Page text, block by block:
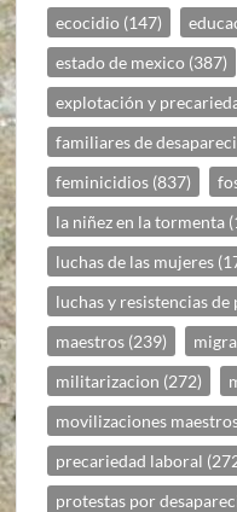
ecocidio (147)
estado de mexico (387)
explotación y
familiares de
feminicidios (837)
la niñez en la tormenta
luchas de las mujeres
luchas y resistencias
maestros (239)
militarizacion (272)
movilizaciones
precariedad laboral
protestas por